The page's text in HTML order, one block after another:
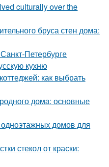
culturally over the
бруса стен дома:
Петербурге
кухню
как выбрать
дома: основные
домов для
стекол от краски: